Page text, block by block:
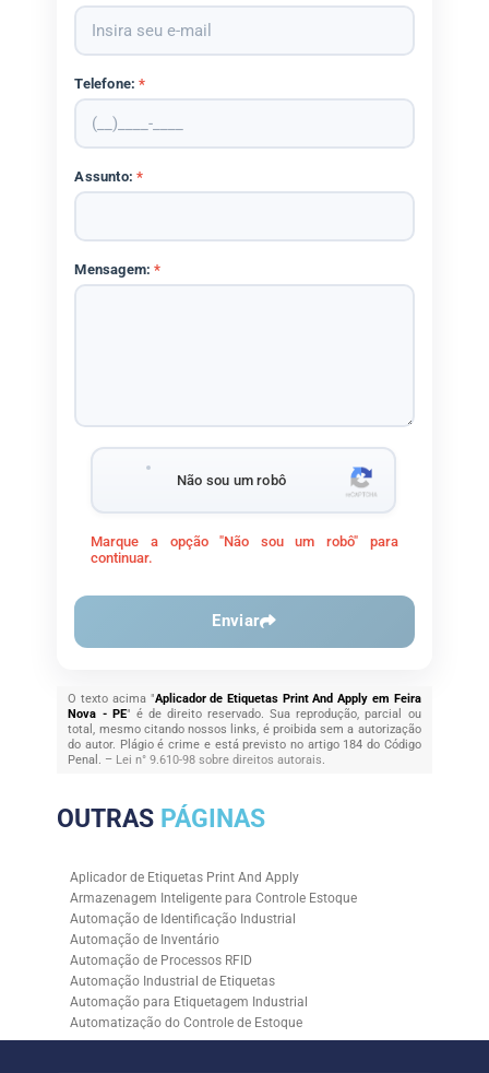
Telefone:*
Assunto:*
Mensagem:*
Não sou um robô
Marque a opção "Não sou um robô" para
continuar.
Enviar
O texto acima "Aplicador de Etiquetas Print And Apply em Feira
Nova - PE" é de direito reservado. Sua reprodução, parcial ou
total, mesmo citando nossos links, é proibida sem a autorização
do autor. Plágio é crime e está previsto no artigo 184 do Código
Penal. – Lei n° 9.610-98 sobre direitos autorais.
OUTRAS PÁGINAS
Aplicador de Etiquetas Print And Apply
Armazenagem Inteligente para Controle Estoque
Automação de Identificação Industrial
Automação de Inventário
Automação de Processos RFID
Automação Industrial de Etiquetas
Automação para Etiquetagem Industrial
Automatização do Controle de Estoque
Controle de Estoque com RFID